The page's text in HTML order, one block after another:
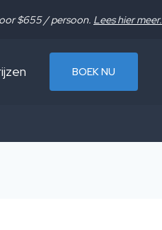
$655 / persoon. Lees hier meer.
BOEK NU